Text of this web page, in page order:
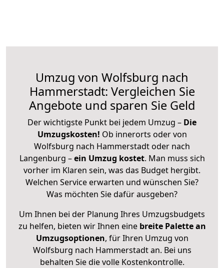
Umzug von Wolfsburg nach
Hammerstadt: Vergleichen Sie
Angebote und sparen Sie Geld
Der wichtigste Punkt bei jedem Umzug – Die
Umzugskosten! Ob innerorts oder von
Wolfsburg nach Hammerstadt oder nach
Langenburg –ein Umzug kostet. Man muss sich
vorher im Klaren sein, was das Budget hergibt.
Welchen Service erwarten und wünschen Sie?
Was möchten Sie dafür ausgeben?
Um Ihnen bei der Planung Ihres Umzugsbudgets
zu helfen, bieten wir Ihnen eine breite Palette an
Umzugsoptionen, für Ihren Umzug von
Wolfsburg nach Hammerstadt an. Bei uns
behalten Sie die volle Kostenkontrolle.